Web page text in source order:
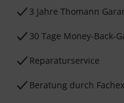
3 Jahre Thomann
30 Tage Money-Back-
Reparaturservice
Beratung durch